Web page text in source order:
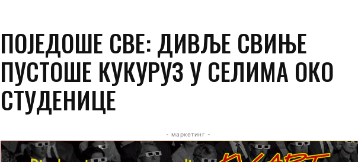
ПОЈЕДОШЕ СВЕ: ДИВЉЕ СВИЊЕ
ПУСТОШЕ КУКУРУЗ У СЕЛИМА ОКО
СТУДЕНИЦЕ
- маркетинг -